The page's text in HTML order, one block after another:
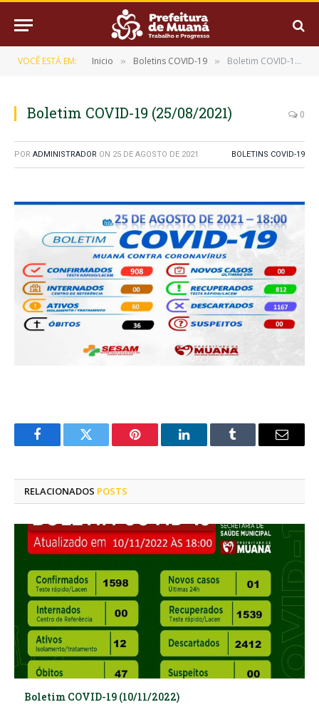
VOCÊ ESTÁ EM: Inicio » Boletins COVID-19 » Boletim COVID-19 (25/08/2021)
Boletim COVID-19 (25/08/2021) 0
POR ADMINISTRADOR ON 25 DE AGOSTO DE 2021 BOLETINS COVID-19
FacebookTwitter Pinterest LinkedInTumblr
E-
RELACIONADOS POSTS
Boletim COVID-19 (10/11/2022)